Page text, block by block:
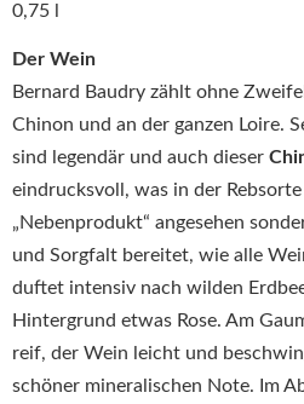
Der Wein
Bernard Baudry zählt ohne
Chinon und an der ganzen Loire.
sind legendär und auch dieser
eindrucksvoll, was in der
„Nebenprodukt“ angesehen
und Sorgfalt bereitet, wie alle
duftet intensiv nach wilden
Hintergrund etwas Rose. Am
reif, der Wein leicht und
schöner mineralischen Note. Im
0,75 l